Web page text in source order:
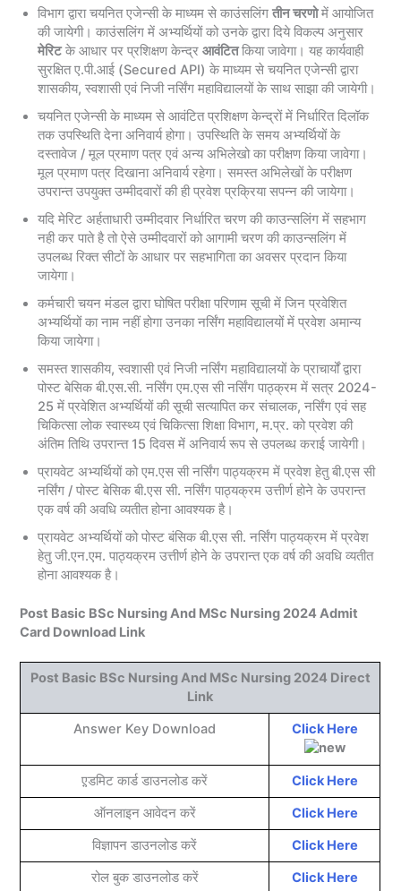
विभाग द्वारा चयनित एजेन्सी के माध्यम से काउंसलिंगतीन चरणोमें आयोजित
की जायेगी। काउंसलिंग में अभ्यर्थियों को उनके द्वारा दिये विकल्प अनुसार
मेरिटके आधार पर प्रशिक्षण केन्द्रआवंटितकिया जावेगा। यह कार्यवाही
सुरक्षित ए.पी.आई (Secured API) के माध्यम से चयनित एजेन्सी द्वारा
शासकीय, स्वशासी एवं निजी नर्सिंग महाविद्यालयों के साथ साझा की जायेगी।
चयनित एजेन्सी के माध्यम से आवंटित प्रशिक्षण केन्द्रों में निर्धारित दिलॉक
तक उपस्थिति देना अनिवार्य होगा। उपस्थिति के समय अभ्यर्थियों के
दस्तावेज / मूल प्रमाण पत्र एवं अन्य अभिलेखो का परीक्षण किया जावेगा।
मूल प्रमाण पत्र दिखाना अनिवार्य रहेगा। समस्त अभिलेखों के परीक्षण
उपरान्त उपयुक्त उम्मीदवारों की ही प्रवेश प्रक्रिया सपन्न की जायेगा।
यदि मेरिट अर्हताधारी उम्मीदवार निर्धारित चरण की काउन्सलिंग में सहभाग
नही कर पाते है तो ऐसे उम्मीदवारों को आगामी चरण की काउन्सलिंग में
उपलब्ध रिक्त सीटों के आधार पर सहभागिता का अवसर प्रदान किया
जायेगा।
कर्मचारी चयन मंडल द्वारा घोषित परीक्षा परिणाम सूची में जिन प्रवेशित
अभ्यर्थियों का नाम नहीं होगा उनका नर्सिंग महाविद्यालयों में प्रवेश अमान्य
किया जायेगा।
समस्त शासकीय, स्वशासी एवं निजी नर्सिंग महाविद्यालयों के प्राचार्यों द्वारा
पोस्ट बेसिक बी.एस.सी. नर्सिंग एम.एस सी नर्सिंग पाठ्क्रम में सत्र 2024-
25 में प्रवेशित अभ्यर्थियों की सूची सत्यापित कर संचालक, नर्सिंग एवं सह
चिकित्सा लोक स्वास्थ्य एवं चिकित्सा शिक्षा विभाग, म.प्र. को प्रवेश की
अंतिम तिथि उपरान्त 15 दिवस में अनिवार्य रूप से उपलब्ध कराई जायेगी।
प्रायवेट अभ्यर्थियों को एम.एस सी नर्सिंग पाठ्यक्रम में प्रवेश हेतु बी.एस सी
नर्सिंग / पोस्ट बेसिक बी.एस सी. नर्सिंग पाठ्यक्रम उत्तीर्ण होने के उपरान्त
एक वर्ष की अवधि व्यतीत होना आवश्यक है।
प्रायवेट अभ्यर्थियों को पोस्ट बंसिक बी.एस सी. नर्सिंग पाठ्यक्रम में प्रवेश
हेतु जी.एन.एम. पाठ्यक्रम उत्तीर्ण होने के उपरान्त एक वर्ष की अवधि व्यतीत
होना आवश्यक है।
Post Basic BSc Nursing And MSc Nursing 2024 Admit
Card Download Link
Post Basic BSc Nursing And MSc Nursing 2024 Direct
Link
Answer Key Download
Click Here
ए़़डमिट कार्ड डाउनलोड करें
Click Here
ऑनलाइन आवेदन करें
Click Here
विज्ञापन डाउनलोड करें
Click Here
रोल बुक डाउनलोड करें
Click Here